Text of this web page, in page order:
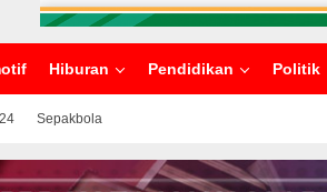
Hiburan Pendidikan Politik
Sepakbola